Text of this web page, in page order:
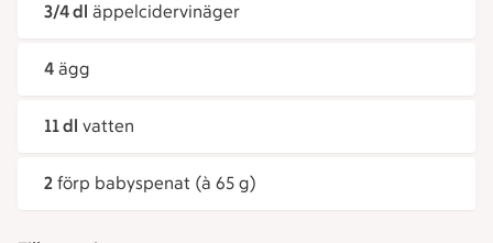
3/4 dl äppelcidervinäger
4 ägg
11 dl vatten
2 förp babyspenat (à 65 g)